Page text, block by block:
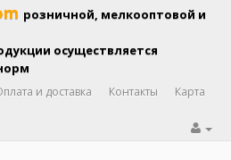
розничной, мелкооптовой и
осуществляется
и доставка Контакты
Карта